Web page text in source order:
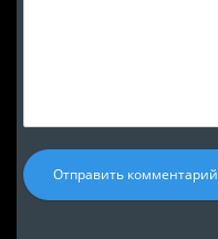
Отправить комментарий